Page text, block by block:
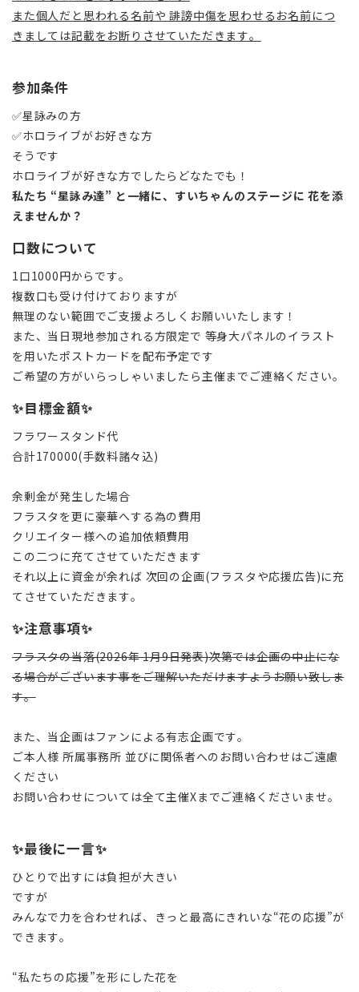
また個人だと思われる名前や 誹謗中傷を思わせるお名前につ
きましては記載をお断りさせていただきます。
参加条件
✅星詠みの方
✅ホロライブがお好きな方
そうです
ホロライブが好きな方でしたらどなたでも！
私たち “星詠み達” と一緒に、すいちゃんのステージに 花を添
えませんか？
口数について
1口1000円からです。
複数口も受け付けておりますが
無理のない範囲でご支援よろしくお願いいたします！
また、当日現地参加される方限定で 等身大パネルのイラスト
を用いたポストカードを配布予定です
ご希望の方がいらっしゃいましたら主催までご連絡ください。
✨目標金額✨
フラワースタンド代
合計170000(手数料諸々込)
余剰金が発生した場合
フラスタを更に豪華へする為の費用
クリエイター様への追加依頼費用
この二つに充てさせていただきます
それ以上に資金が余れば 次回の企画(フラスタや応援広告)に充
てさせていただきます。
✨注意事項✨
フラスタの当落(2026年 1月9日発表)次第では企画の中止にな
る場合がございます事をご理解いただけますようお願い致しま
す。
また、当企画はファンによる有志企画です。
ご本人様 所属事務所 並びに関係者へのお問い合わせはご遠慮
ください
お問い合わせについては全て主催Xまでご連絡くださいませ。
✨最後に一言✨
ひとりで出すには負担が大きい
ですが
みんなで力を合わせれば、きっと最高にきれいな“花の応援”が
できます。
“私たちの応援”を形にした花を